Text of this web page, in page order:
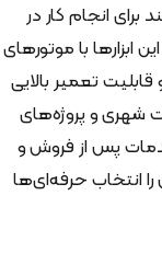
برای انجام کار در
با موتورهای
تعمیر بالایی
شهری و پروژه‌های
پس از فروش و
انتخاب حرفه‌ای‌ها